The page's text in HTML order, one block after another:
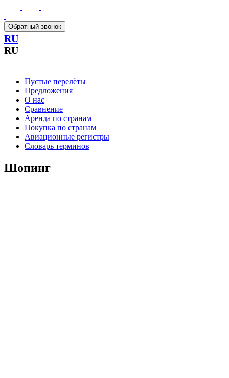
Обратный звонок
RU
RU
Пустые перелёты
Предложения
О нас
Сравнение
Аренда по странам
Покупка по странам
Авиационные регистры
Словарь терминов
Шопинг